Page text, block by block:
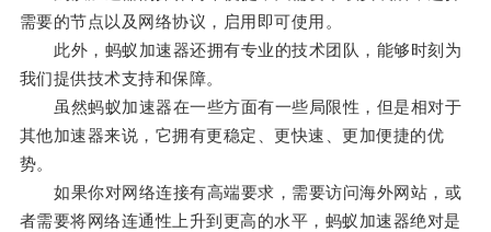
需要的节点以及网络协议，启用即可使用。
此外，蚂蚁加速器还拥有专业的技术团队，能够时刻为
我们提供技术支持和保障。
虽然蚂蚁加速器在一些方面有一些局限性，但是相对于
其他加速器来说，它拥有更稳定、更快速、更加便捷的优
势。
如果你对网络连接有高端要求，需要访问海外网站，或
者需要将网络连通性上升到更高的水平，蚂蚁加速器绝对是